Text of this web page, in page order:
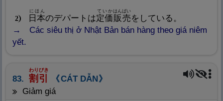
sự vật, sách
2 日本
にほん
のデパートは定価
ていか
販売
はんばい
をしている。
Các siêu thị ở Nhật Bản bán hàng theo giá niêm
yết.
83. 割 引
わりびき
CÁT DẪN
giảm giá